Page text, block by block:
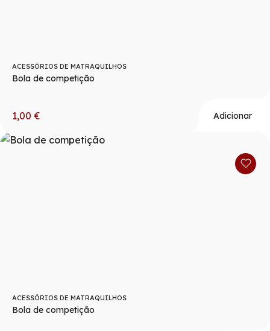
ACESSÓRIOS DE MATRAQUILHOS
Bola de competição
1,00 € Adicionar
ACESSÓRIOS DE MATRAQUILHOS
Bola de competição